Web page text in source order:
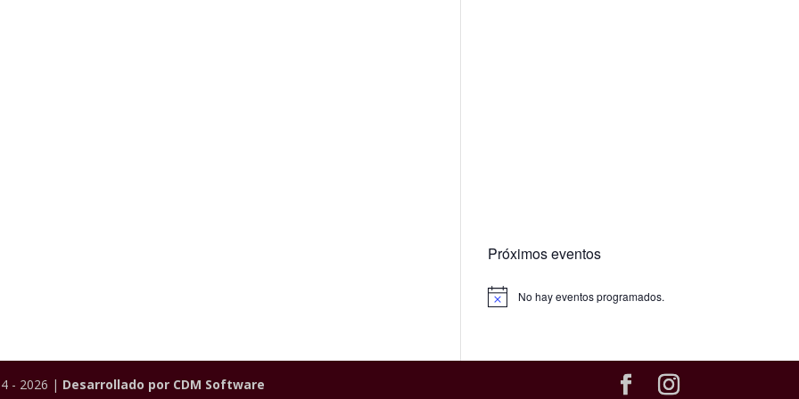
Próximos eventos
No hay eventos programados.
- 2026 | Desarrollado por CDM Software